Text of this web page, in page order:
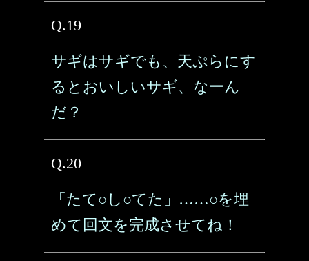
Q.19
サギはサギでも、天ぷらにす
るとおいしいサギ、なーん
だ？
Q.20
「たて○し○てた」……○を埋
めて回文を完成させてね！